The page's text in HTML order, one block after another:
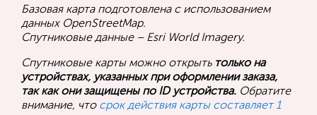
Базовая карта подготовлена с использованием
данных OpenStreetMap.
Спутниковые данные – Esri World Imagery.
Спутниковые карты можно открыть только на
устройствах, указанных при оформлении заказа,
так как они защищены по ID устройства. Обратите
внимание, что срок действия карты составляет 1